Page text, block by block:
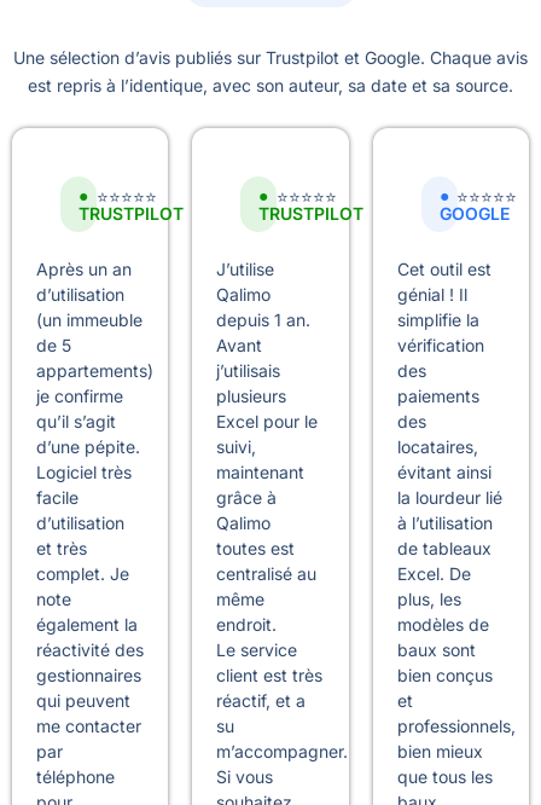
Une sélection d’avis publiés sur Trustpilot et Google. Chaque avis
est repris à l’identique, avec son auteur, sa date et sa source.
●
TRUSTPILOT
⭐⭐⭐⭐⭐
Après un an
d’utilisation
(un immeuble
de 5
appartements)
je confirme
qu’il s’agit
d’une pépite.
Logiciel très
facile
d’utilisation
et très
complet. Je
note
également la
réactivité des
gestionnaires
qui peuvent
me contacter
par
téléphone
●
TRUSTPILOT
⭐⭐⭐⭐⭐
J’utilise
Qalimo
depuis 1 an.
Avant
j’utilisais
plusieurs
Excel pour le
suivi,
maintenant
grâce à
Qalimo
toutes est
centralisé au
même
endroit.
Le service
client est très
réactif, et a
su
m’accompagner.
Si vous
●
GOOGLE
⭐⭐⭐⭐⭐
Cet outil est
génial ! Il
simplifie la
vérification
des
paiements
des
locataires,
évitant ainsi
la lourdeur lié
à l’utilisation
de tableaux
Excel. De
plus, les
modèles de
baux sont
bien conçus
et
professionnels,
bien mieux
que tous les